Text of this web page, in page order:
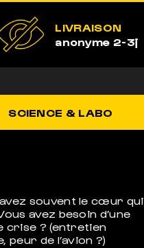
LIVRAISON
anonyme 2-3j
SCIENCE & LABO
souvent le cœur qui
avez besoin d’une
crise ? (entretien
peur de l’avion ?)